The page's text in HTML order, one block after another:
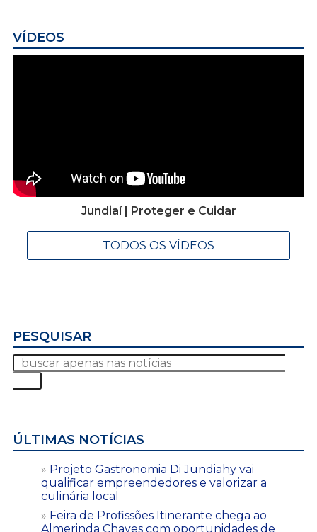
VÍDEOS
Jundiaí | Proteger e Cuidar
TODOS OS VÍDEOS
PESQUISAR
ÚLTIMAS NOTÍCIAS
Projeto Gastronomia Di Jundiahy vai
qualificar empreendedores e valorizar a
culinária local
Feira de Profissões Itinerante chega ao
Almerinda Chaves com oportunidades de